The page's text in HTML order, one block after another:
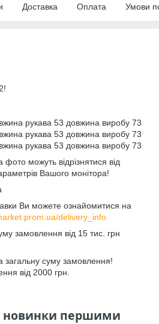
Доставка Оплата Умови
рукава 53 довжина виробу 73
рукава 53 довжина виробу 73
рукава 53 довжина виробу 73
можуть відрізнятися від
Вашого монітора!
Ви можете ознайомитися на
delivery_info
замовлення від 15 тис. грн
загальну суму замовлення!
від 2000 грн.
новинки першими